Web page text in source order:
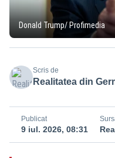
Donald Trump/ Profimedia
Scris de
Realitatea din
Publicat
9 iul. 2026, 08:31